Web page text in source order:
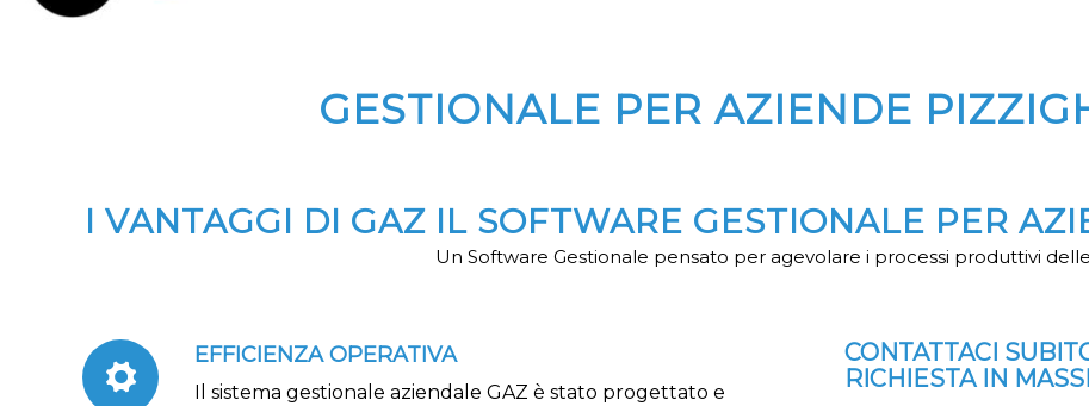
GESTIONALE PER AZIENDE
I VANTAGGI DI GAZ IL SOFTWARE GESTIONALE PER
Un Software Gestionale pensato per agevolare i processi produttivi
EFFICIENZA OPERATIVA
Il sistema gestionale aziendale GAZ è stato progettato e
CONTATTACI
RICHIESTA IN